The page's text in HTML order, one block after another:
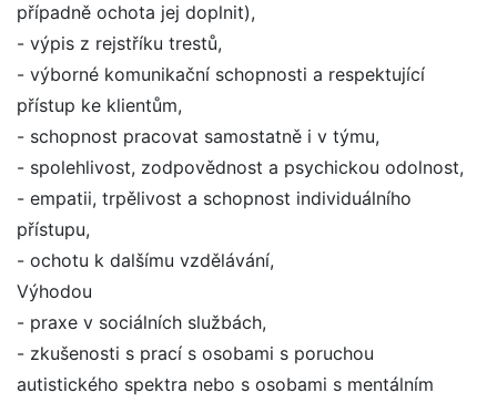
případně ochota jej doplnit),
- výpis z rejstříku trestů,
- výborné komunikační schopnosti a respektující
přístup ke klientům,
- schopnost pracovat samostatně i v týmu,
- spolehlivost, zodpovědnost a psychickou odolnost,
- empatii, trpělivost a schopnost individuálního
přístupu,
- ochotu k dalšímu vzdělávání,
Výhodou
- praxe v sociálních službách,
- zkušenosti s prací s osobami s poruchou
autistického spektra nebo s osobami s mentálním